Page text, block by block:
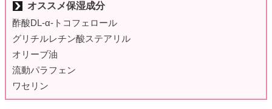
オススメ保湿成分
酢酸DL-α-トコフェロール
グリチルレチン酸ステアリル
オリーブ油
流動パラフェン
ワセリン